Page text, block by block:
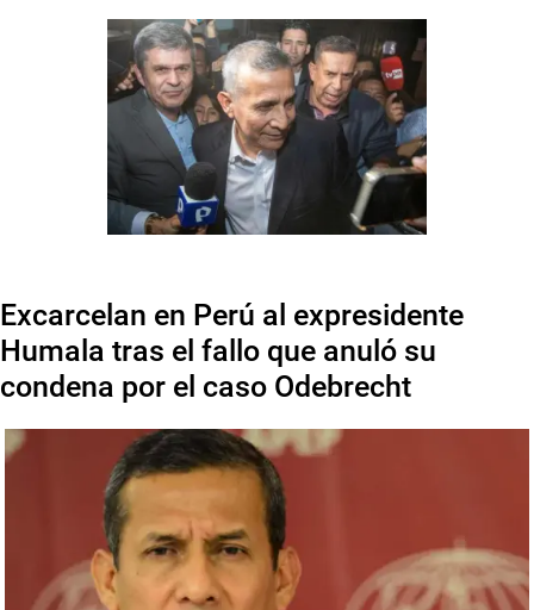
Excarcelan en Perú al expresidente
Humala tras el fallo que anuló su
condena por el caso Odebrecht